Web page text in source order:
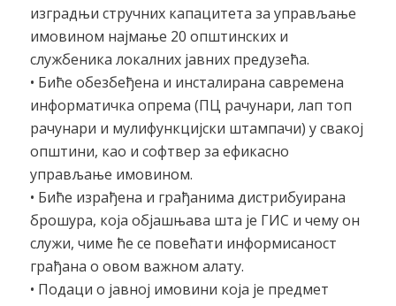
изградњи стручних капацитета за управљање
имовином најмање 20 општинских и
службеника локалних јавних предузећа.
• Биће обезбеђена и инсталирана савремена
информатичка опрема (ПЦ рачунари, лап топ
рачунари и мулифункцијски штампачи) у свакој
општини, као и софтвер за ефикасно
управљање имовином.
• Биће израђена и грађанима дистрибуирана
брошура, која објашњава шта је ГИС и чему он
служи, чиме ће се повећати информисаност
грађана о овом важном алату.
• Подаци о јавној имовини која је предмет